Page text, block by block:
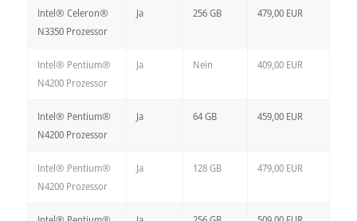
Intel® Celeron®
N3350 Prozessor
Ja 256 GB 479,00 EUR
Intel® Pentium®
N4200 Prozessor
Ja Nein 409,00 EUR
Intel® Pentium®
N4200 Prozessor
Ja 64 GB 459,00 EUR
Intel® Pentium®
N4200 Prozessor
Ja 128 GB 479,00 EUR